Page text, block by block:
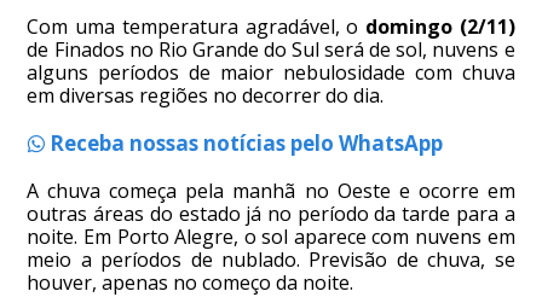
Com uma temperatura agradável, o domingo (2/11)
de Finados no Rio Grande do Sul será de sol, nuvens e
alguns períodos de maior nebulosidade com chuva
em diversas regiões no decorrer do dia.
Receba nossas notícias pelo WhatsApp
A chuva começa pela manhã no Oeste e ocorre em
outras áreas do estado já no período da tarde para a
noite. Em Porto Alegre, o sol aparece com nuvens em
meio a períodos de nublado. Previsão de chuva, se
houver, apenas no começo da noite.